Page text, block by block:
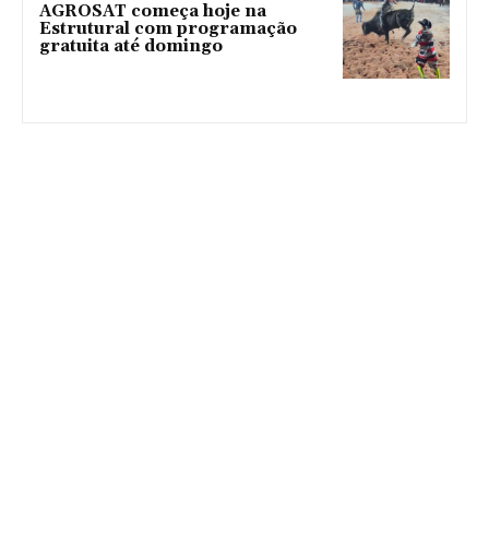
AGROSAT começa hoje na
Estrutural com programação
gratuita até domingo